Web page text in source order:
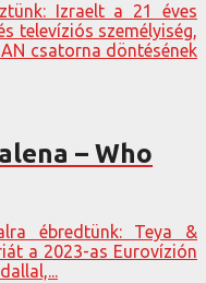
Izraelt a 21 éves
televíziós személyiség,
csatorna döntésének
– Who
ébredtünk: Teya &
a 2023-as Eurovízión